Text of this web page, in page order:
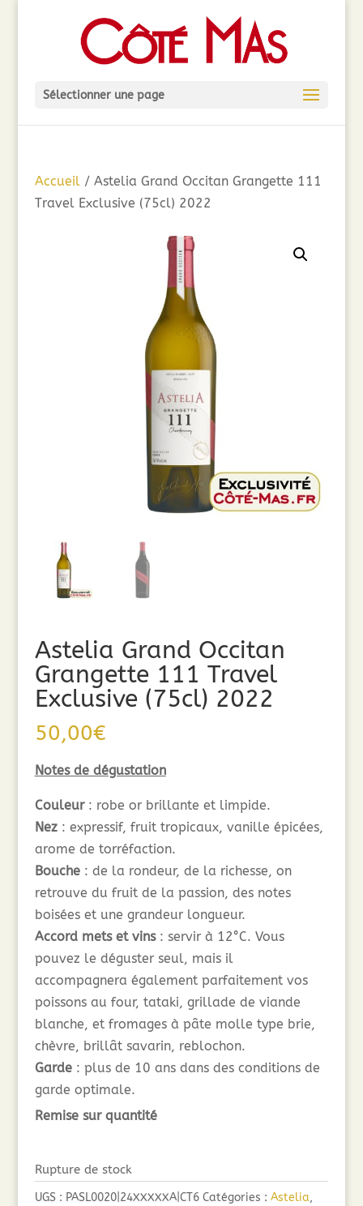
Sélectionner une page
Accueil/ Astelia Grand Occitan Grangette 111
Travel Exclusive (75cl) 2022
Astelia Grand Occitan
Grangette 111 Travel
Exclusive (75cl) 2022
50,00€
Notes de dégustation
Couleur: robe or brillante et limpide.
Nez: expressif, fruit tropicaux, vanille épicées,
arome de torréfaction.
Bouche: de la rondeur, de la richesse, on
retrouve du fruit de la passion, des notes
boisées et une grandeur longueur.
Accord mets et vins: servir à 12°C. Vous
pouvez le déguster seul, mais il
accompagnera également parfaitement vos
poissons au four, tataki, grillade de viande
blanche, et fromages à pâte molle type brie,
chèvre, brillât savarin, reblochon.
Garde: plus de 10 ans dans des conditions de
garde optimale.
Remise sur quantité
Rupture de stock
UGS : PASL0020|24XXXXXA|CT6 Catégories : Astelia,